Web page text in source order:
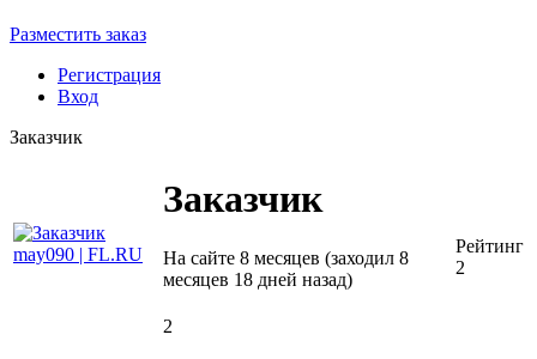
Разместить заказ
Регистрация
Вход
Заказчик
Заказчик
На сайте 8 месяцев (заходил 8
месяцев 18 дней назад)
2
Рейтинг
2